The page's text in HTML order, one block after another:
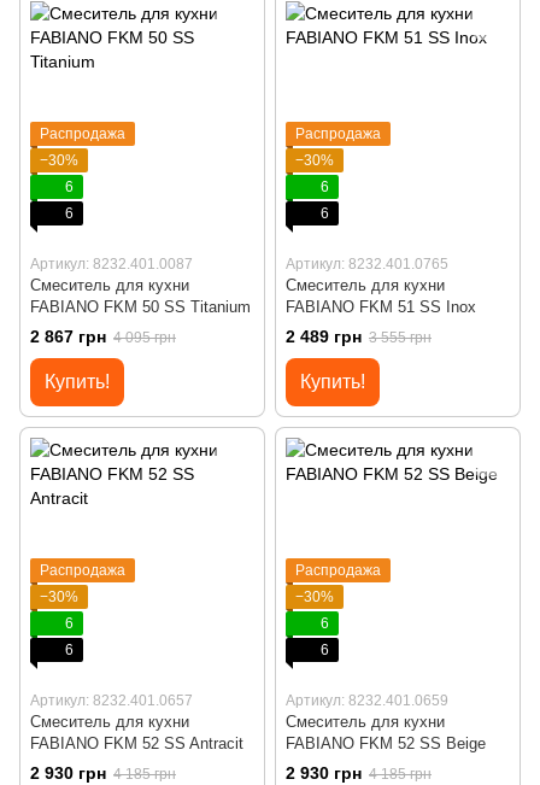
Распродажа
−30%
6
6
Артикул: 8232.401.0087
Смеситель для кухни
FABIANO FKM 50 SS Titanium
2 867 грн 4 095 грн
Купить!
Распродажа
−30%
6
6
Артикул: 8232.401.0765
Смеситель для кухни
FABIANO FKM 51 SS Inox
2 489 грн 3 555 грн
Купить!
Распродажа
−30%
6
6
Артикул: 8232.401.0657
Смеситель для кухни
FABIANO FKM 52 SS Antracit
2 930 грн 4 185 грн
Распродажа
−30%
6
6
Артикул: 8232.401.0659
Смеситель для кухни
FABIANO FKM 52 SS Beige
2 930 грн 4 185 грн